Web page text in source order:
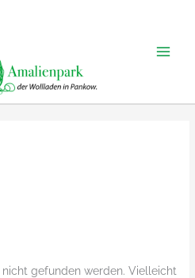
gefunden werden. Vielleicht